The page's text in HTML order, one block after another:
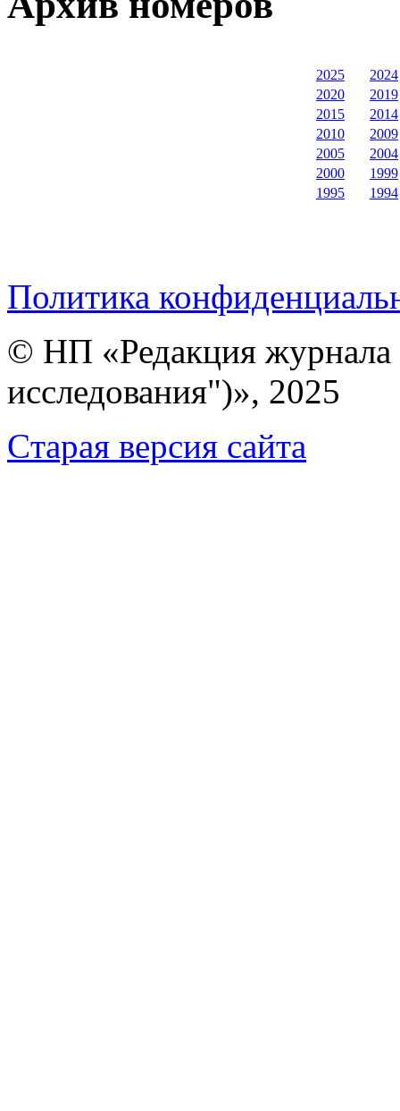
2025
2024
2020
2019
2015
2014
2010
2009
2005
2004
2000
1999
1995
1994
Политика
© НП «Редакция
исследования")», 2025
Cтарая версия сайта